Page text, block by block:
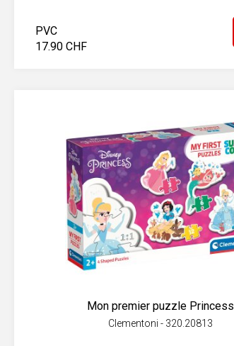
PVC
17.90 CHF
Mon premier puzzle Princess
Clementoni - 320.20813